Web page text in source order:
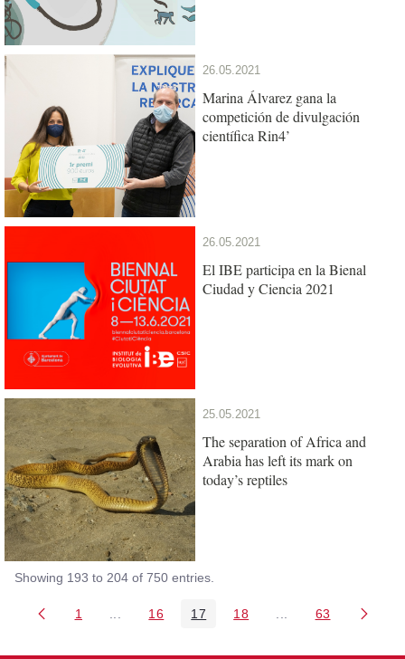
26.05.2021
Marina Álvarez gana la
competición de divulgación
científica Rin4’
26.05.2021
El IBE participa en la Bienal
Ciudad y Ciencia 2021
25.05.2021
The separation of Africa and
Arabia has left its mark on
today’s reptiles
Showing 193 to 204 of 750 entries.
Page
1 Intermediate Pages Use TAB to navigate.
Page
16 Page
17 Page
18 Intermediate Pages
Page
63